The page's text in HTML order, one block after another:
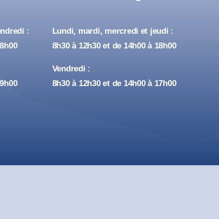
:
Lundi, mardi, mercredi et jeudi :
8h30 à 12h30 et de 14h00 à 18h00
Vendredi :
8h30 à 12h30 et de 14h00 à 17h00